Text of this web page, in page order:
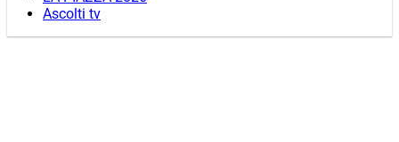
Ascolti tv